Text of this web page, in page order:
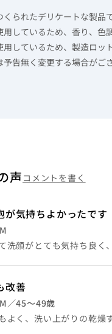
られたデリケートな製品
しているため、香り、色
しているため、製造ロッ
告無く変更する場合がご
声 コメントを書く
が気持ちよかったです
洗顔がとても気持ち良
改善
／45～49歳
よく、洗い上がりの乾